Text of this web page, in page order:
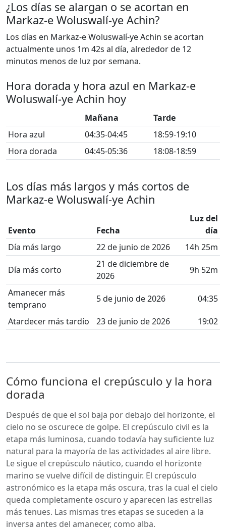
¿Los días se alargan o se acortan en
Markaz-e Woluswalí-ye Achin?
Los días en Markaz-e Woluswalí-ye Achin se acortan
actualmente unos 1m 42s al día, alrededor de 12
minutos menos de luz por semana.
Hora dorada y hora azul en Markaz-e
Woluswalí-ye Achin hoy
Mañana
Tarde
Hora azul
04:35-04:45
18:59-19:10
Hora dorada
04:45-05:36 18:08-18:59
Los días más largos y más cortos de
Markaz-e Woluswalí-ye Achin
Evento Fecha
Luz del
día
Día más largo
22 de junio de 2026 14h 25m
Día más corto
21 de diciembre de
2026
9h 52m
Amanecer más
temprano
5 de junio de 2026 04:35
Atardecer más tardío 23 de junio de 2026 19:02
Cómo funciona el crepúsculo y la hora
dorada
Después de que el sol baja por debajo del horizonte, el
cielo no se oscurece de golpe. El crepúsculo civil es la
etapa más luminosa, cuando todavía hay suficiente luz
natural para la mayoría de las actividades al aire libre.
Le sigue el crepúsculo náutico, cuando el horizonte
marino se vuelve difícil de distinguir. El crepúsculo
astronómico es la etapa más oscura, tras la cual el cielo
queda completamente oscuro y aparecen las estrellas
más tenues. Las mismas tres etapas se suceden a la
inversa antes del amanecer, como alba.